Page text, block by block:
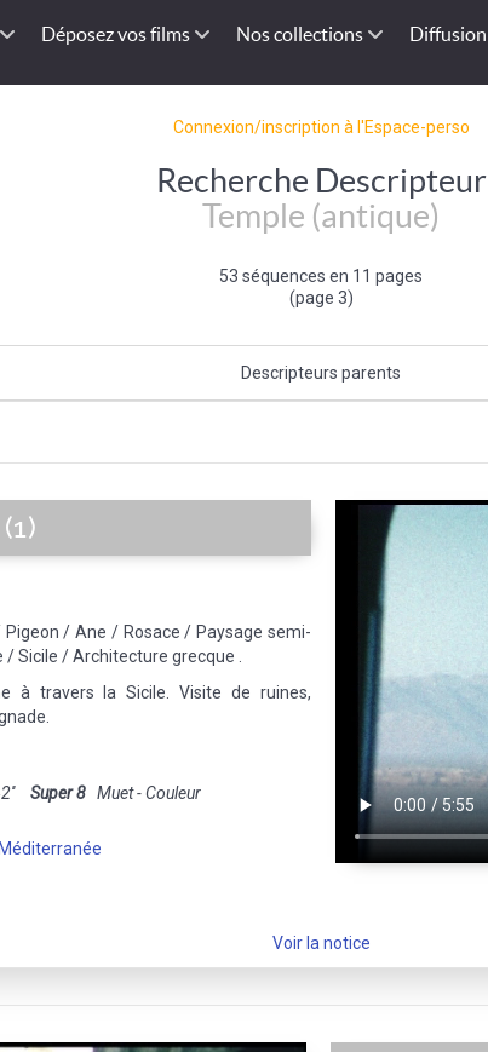
Déposez vos films Nos collections Diffusion
Connexion/inscription à l'Espace-perso
Recherche Descripteur
Temple (antique)
53 séquences en 11 pages
(page 3)
Descripteurs parents
/ Ane / Rosace / Paysage semi-
Sicile / Architecture grecque .
à travers la Sicile. Visite de ruines,
Super 8 Muet - Couleur
Voir la notice